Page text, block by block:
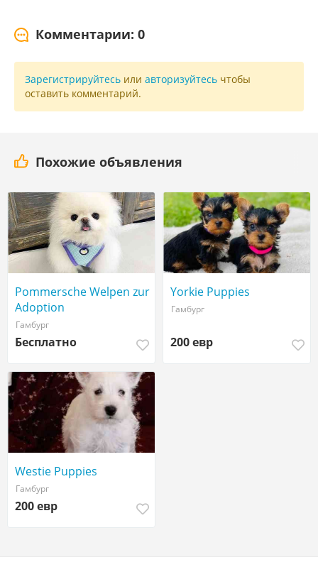
Комментарии: 0
Зарегистрируйтесь или авторизуйтесь чтобы
оставить комментарий.
Похожие объявления
Pommersche Welpen zur
Adoption
Гамбург
Бесплатно
Yorkie Puppies
Гамбург
200 евр
Westie Puppies
Гамбург
200 евр